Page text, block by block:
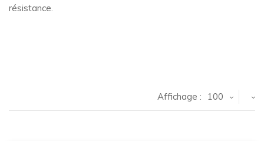
résistance.
Affichage : 100